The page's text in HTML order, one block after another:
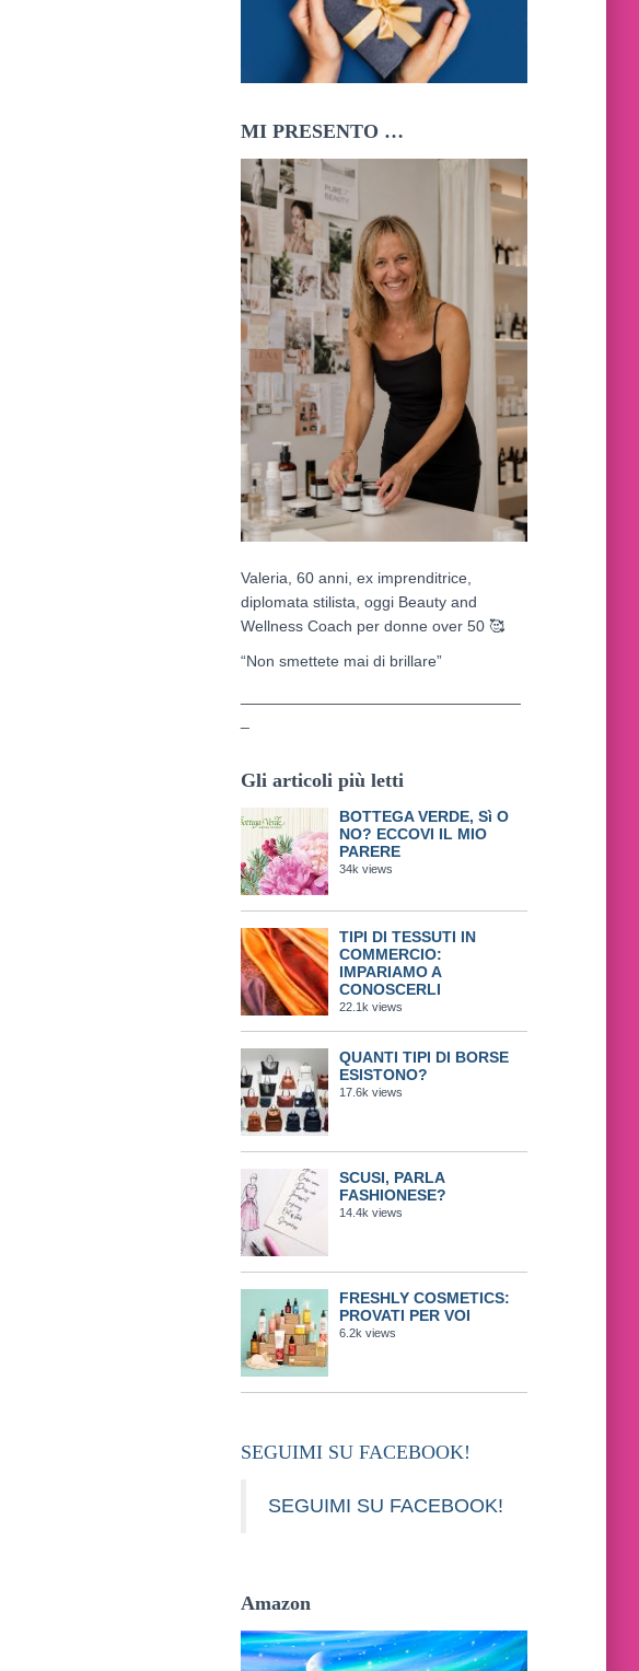
MI PRESENTO …
Valeria, 60 anni, ex imprenditrice,
diplomata stilista, oggi Beauty and
Wellness Coach per donne over 50 🥰
“Non smettete mai di brillare”
Gli articoli più letti
BOTTEGA VERDE, Sì O
NO? ECCOVI IL MIO
PARERE
34k views
TIPI DI TESSUTI IN
COMMERCIO:
IMPARIAMO A
CONOSCERLI
22.1k views
QUANTI TIPI DI BORSE
ESISTONO?
17.6k views
SCUSI, PARLA
FASHIONESE?
14.4k views
FRESHLY COSMETICS:
PROVATI PER VOI
6.2k views
SEGUIMI SU FACEBOOK!
SEGUIMI SU FACEBOOK!
Amazon